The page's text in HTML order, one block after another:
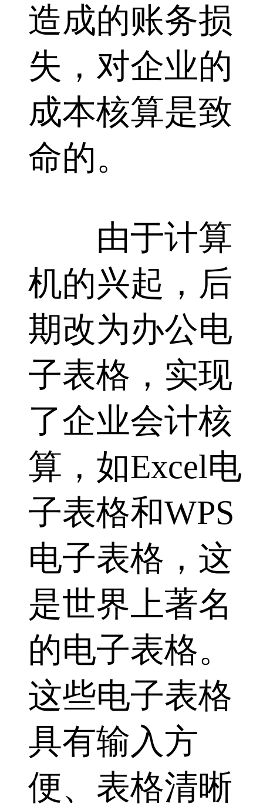
造成的账务损
失，对企业的
成本核算是致
命的。
由于计算
机的兴起，后
期改为办公电
子表格，实现
了企业会计核
算，如Excel电
子表格和WPS
电子表格，这
是世界上著名
的电子表格。
这些电子表格
具有输入方
便、表格清晰